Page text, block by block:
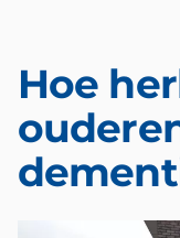
Hoe